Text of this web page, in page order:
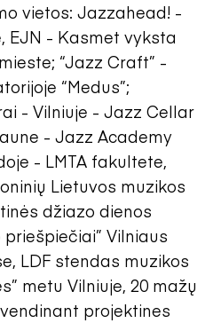
vietos: Jazzahead! -
EJN - Kasmet vyksta
“Jazz Craft” -
“Medus”;
- Vilniuje - Jazz Cellar
- Jazz Academy
- LMTA fakultete,
Lietuvos muzikos
džiazo dienos
Vilniaus
LDF stendas muzikos
metu Vilniuje, 20 mažų
projektines